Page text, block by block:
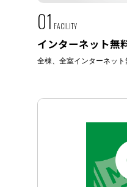
01 FACILITY
インターネット無
全棟、全室インターネット